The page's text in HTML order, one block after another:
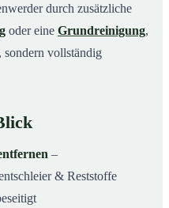
durch zusätzliche
oder eine Grundreinigung,
sondern vollständig
–
& Reststoffe